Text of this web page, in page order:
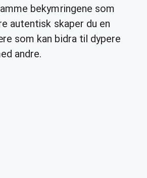
bekymringene som
autentisk skaper du en
som kan bidra til dypere
andre.